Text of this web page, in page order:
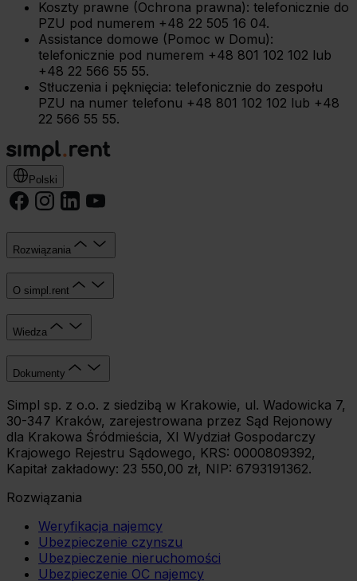
Koszty prawne (Ochrona prawna): telefonicznie do
PZU pod numerem +48 22 505 16 04.
Assistance domowe (Pomoc w Domu):
telefonicznie pod numerem +48 801 102 102 lub
+48 22 566 55 55.
Stłuczenia i pęknięcia: telefonicznie do zespołu
PZU na numer telefonu +48 801 102 102 lub +48
22 566 55 55.
Polski
Rozwiązania
O simpl.rent
Wiedza
Dokumenty
Simpl sp. z o.o. z siedzibą w Krakowie, ul. Wadowicka 7,
30-347 Kraków, zarejestrowana przez Sąd Rejonowy
dla Krakowa Śródmieścia, XI Wydział Gospodarczy
Krajowego Rejestru Sądowego, KRS: 0000809392,
Kapitał zakładowy: 23 550,00 zł, NIP: 6793191362.
Rozwiązania
Weryfikacja najemcy
Ubezpieczenie czynszu
Ubezpieczenie nieruchomości
Ubezpieczenie OC najemcy